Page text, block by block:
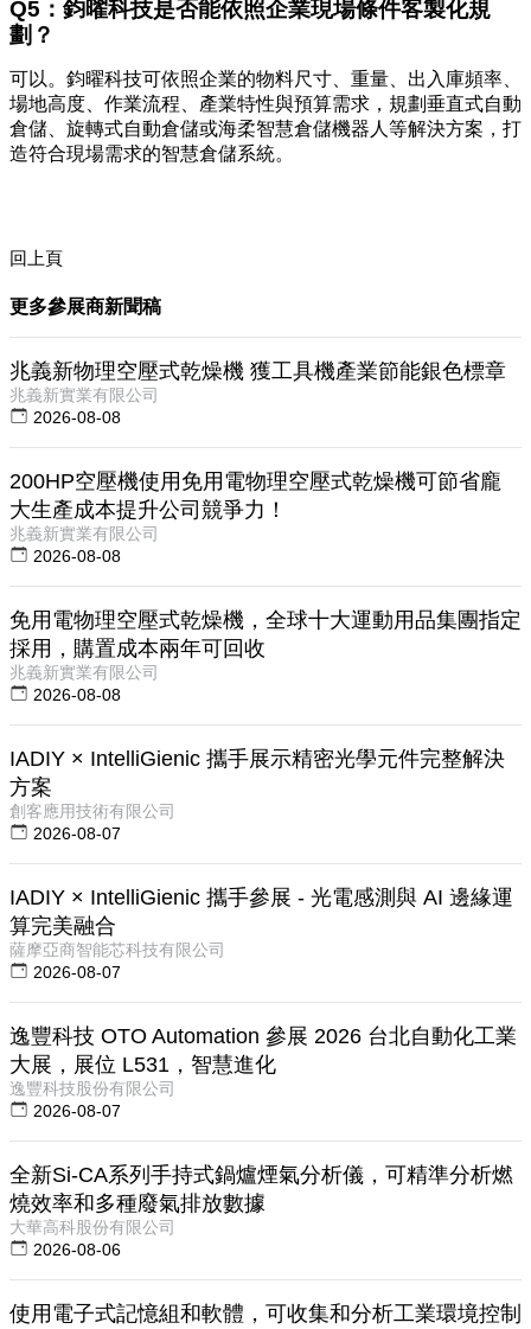
Q5：鈞曜科技是否能依照企業現場條件客製化規
劃？
可以。鈞曜科技可依照企業的物料尺寸、重量、出入庫頻率、
場地高度、作業流程、產業特性與預算需求，規劃垂直式自動
倉儲、旋轉式自動倉儲或海柔智慧倉儲機器人等解決方案，打
造符合現場需求的智慧倉儲系統。
回上頁
更多參展商新聞稿
兆義新物理空壓式乾燥機 獲工具機產業節能銀色標章
兆義新實業有限公司
2026-08-08
200HP空壓機使用免用電物理空壓式乾燥機可節省龐
大生產成本提升公司競爭力！
兆義新實業有限公司
2026-08-08
免用電物理空壓式乾燥機，全球十大運動用品集團指定
採用，購置成本兩年可回收
兆義新實業有限公司
2026-08-08
IADIY × IntelliGienic 攜手展示精密光學元件完整解決
方案
創客應用技術有限公司
2026-08-07
IADIY × IntelliGienic 攜手參展 - 光電感測與 AI 邊緣運
算完美融合
薩摩亞商智能芯科技有限公司
2026-08-07
逸豐科技 OTO Automation 參展 2026 台北自動化工業
大展，展位 L531，智慧進化
逸豐科技股份有限公司
2026-08-07
全新Si-CA系列手持式鍋爐煙氣分析儀，可精準分析燃
燒效率和多種廢氣排放數據
大華高科股份有限公司
2026-08-06
使用電子式記憶組和軟體，可收集和分析工業環境控制